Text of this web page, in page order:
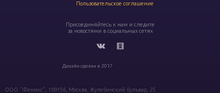
Пользовательское соглашение
Присоединяйтесь к нам и следите
за новостями в социальных сетях
Дизайн сделан в 2017
ООО "Феникс", 109156, Москва, Жулебинский бульвар, 25